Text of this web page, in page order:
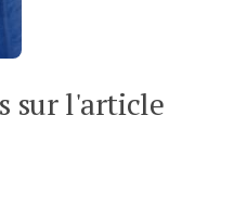
sur l'article